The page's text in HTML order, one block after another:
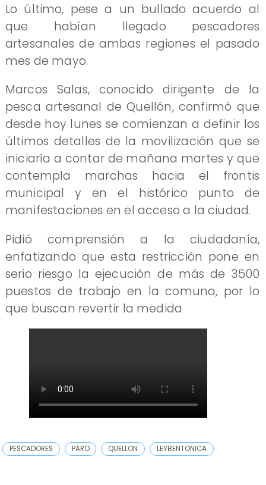
Lo último, pese a un bullado acuerdo al
que habían llegado pescadores
artesanales de ambas regiones el pasado
mes de mayo.
Marcos Salas, conocido dirigente de la
pesca artesanal de Quellón, confirmó que
desde hoy lunes se comienzan a definir los
últimos detalles de la movilización que se
iniciaría a contar de mañana martes y que
contempla marchas hacia el frontis
municipal y en el histórico punto de
manifestaciones en el acceso a la ciudad.
Pidió comprensión a la ciudadanía,
enfatizando que esta restricción pone en
serio riesgo la ejecución de más de 3500
puestos de trabajo en la comuna, por lo
que buscan revertir la medida
PESCADORES PARO QUELLON LEYBENTONICA